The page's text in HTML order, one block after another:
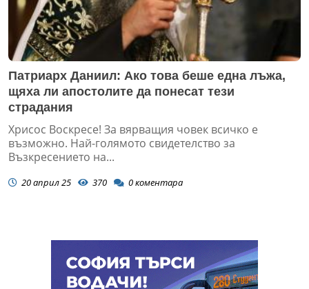
Патриарх Даниил: Ако това беше една лъжа,
щяха ли апостолите да понесат тези
страдания
Хрисос Воскресе! За вярващия човек всичко е
възможно. Най-голямото свидетелство за
Възкресението на...
20 април 25 370 0коментара